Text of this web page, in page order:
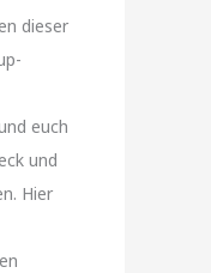
dieser
euch
und
Hier